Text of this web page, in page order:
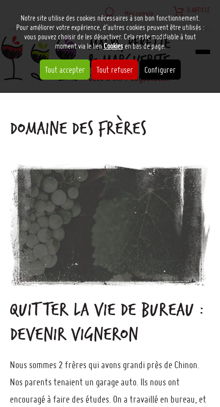
Notre site utilise des cookies nécessaires à son bon fonctionnement.
Pour améliorer votre expérience, d’autres cookies peuvent être utilisés :
vous pouvez choisir de les désactiver. Cela reste modifiable à tout
moment via le lienCookiesen bas de page.
Tout accepter Tout refuser Configurer
0 ARTICLE
Mon compte
DOMAINE DES FRÈRES
QUITTER LA VIE DE BUREAU :
DEVENIR VIGNERON
Nous sommes 2 frères qui avons grandi près de Chinon.
Nos parents tenaient un garage auto. Ils nous ont
encouragé à faire des études. On a travaillé en bureau, et